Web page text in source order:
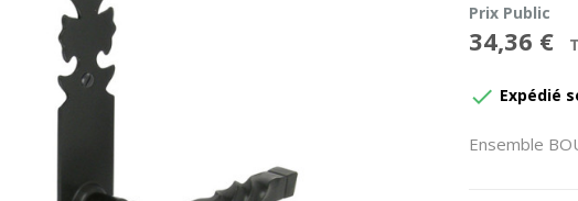
Prix Public
34,36 €
 Expédié
Ensemble